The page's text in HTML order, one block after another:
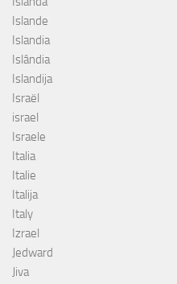
Islande
Islandia
Islândia
Islandija
Israël
israel
Israele
Italia
Italie
Italija
Italy
Izrael
Jedward
Jiva